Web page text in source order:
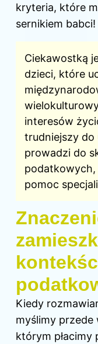
kryteria, które
sernikiem babci!
Ciekawostką
dzieci, które
interesów
trudniejszy do
prowadzi do
pomoc
Kiedy
myślimy przede
którym płacimy